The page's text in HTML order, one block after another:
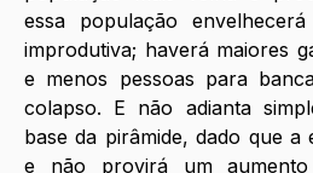
essa população
improdutiva; haverá maiores
e menos pessoas para
colapso. E não adianta
base da pirâmide, dado que a
e não provirá um